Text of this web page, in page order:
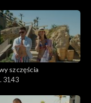
szczęścia
3143